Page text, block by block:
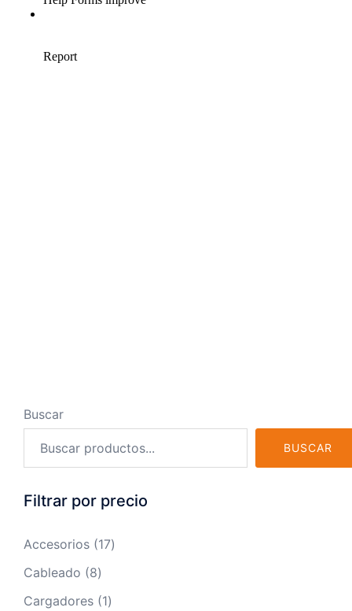
Buscar
BUSCAR
Filtrar por precio
Accesorios 1717
Cableado 88
productos
Cargadores 11